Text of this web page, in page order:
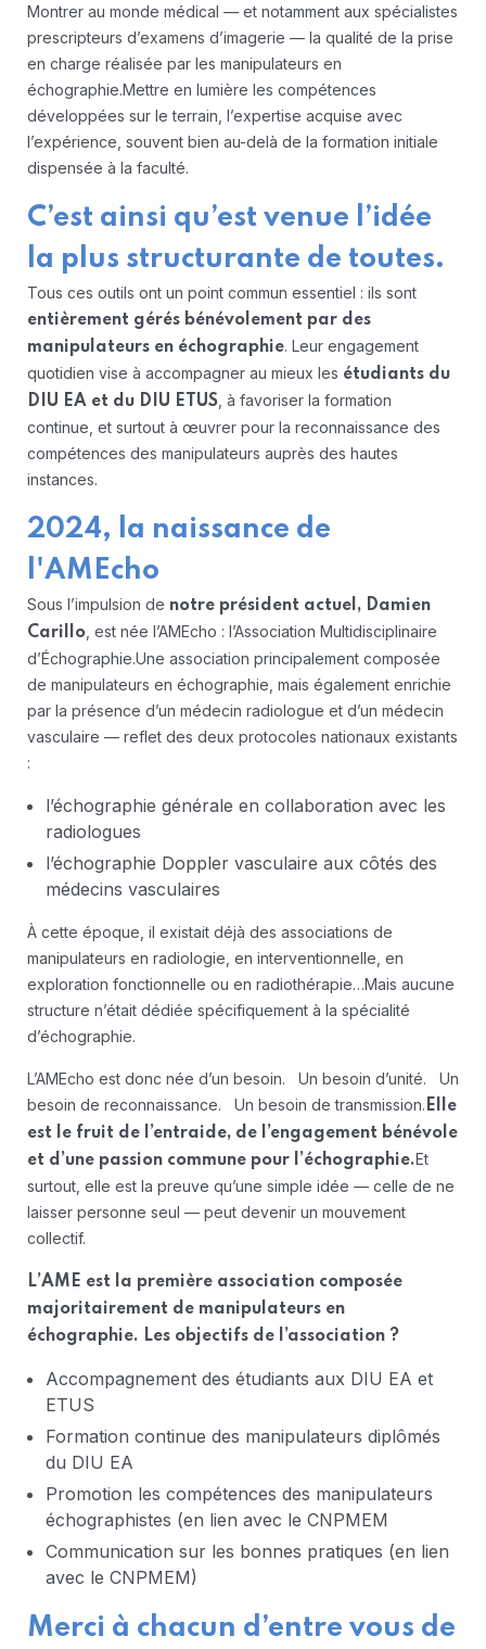
Montrer au monde médical — et notamment aux spécialistes
prescripteurs d’examens d’imagerie — la qualité de la prise
en charge réalisée par les manipulateurs en
échographie.Mettre en lumière les compétences
développées sur le terrain, l’expertise acquise avec
l’expérience, souvent bien au-delà de la formation initiale
dispensée à la faculté.
C’est ainsi qu’est venue l’idée
la plus structurante de toutes.
Tous ces outils ont un point commun essentiel : ils sont
entièrement gérés bénévolement par des
manipulateurs en échographie. Leur engagement
quotidien vise à accompagner au mieux les étudiants du
DIU EA et du DIU ETUS , à favoriser la formation
continue, et surtout à œuvrer pour la reconnaissance des
compétences des manipulateurs auprès des hautes
instances.
2024, la naissance de
l'AMEcho
Sous l’impulsion de notre président actuel, Damien
Carillo , est née l’AMEcho : l’Association Multidisciplinaire
d’Échographie.Une association principalement composée
de manipulateurs en échographie, mais également enrichie
par la présence d’un médecin radiologue et d’un médecin
vasculaire — reflet des deux protocoles nationaux existants
:
l’échographie générale en collaboration avec les
radiologues
l’échographie Doppler vasculaire aux côtés des
médecins vasculaires
À cette époque, il existait déjà des associations de
manipulateurs en radiologie, en interventionnelle, en
exploration fonctionnelle ou en radiothérapie…Mais aucune
structure n’était dédiée spécifiquement à la spécialité
d’échographie.
L’AMEcho est donc née d’un besoin. Un besoin d’unité. Un
besoin de reconnaissance. Un besoin de transmission. Elle
est le fruit de l’entraide, de l’engagement bénévole
et d’une passion commune pour l’échographie.Et
surtout, elle est la preuve qu’une simple idée — celle de ne
laisser personne seul — peut devenir un mouvement
collectif.
L’AME est la première association composée
majoritairement de manipulateurs en
échographie. Les objectifs de l’association ?
Accompagnement des étudiants aux DIU EA et
ETUS
Formation continue des manipulateurs diplômés
du DIU EA
Promotion les compétences des manipulateurs
échographistes (en lien avec le CNPMEM
Communication sur les bonnes pratiques (en lien
avec le CNPMEM)
Merci à chacun d’entre vous de